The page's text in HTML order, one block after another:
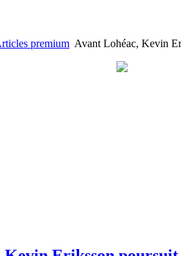
premium Avant Lohéac, Kevin